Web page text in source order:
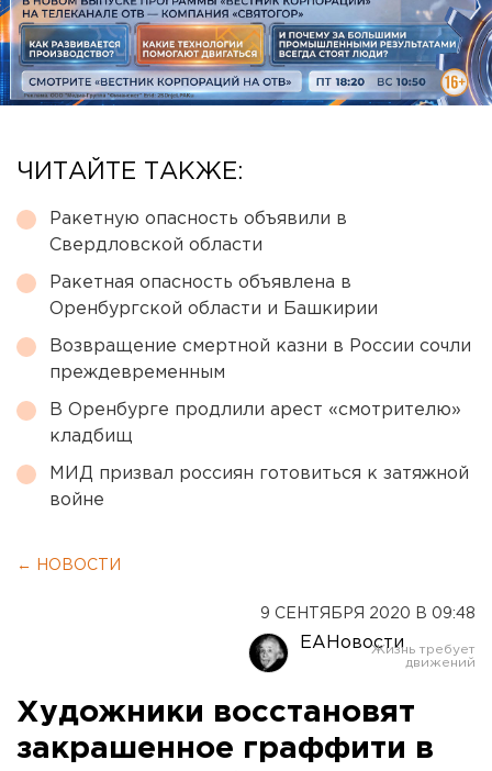
ЧИТАЙТЕ ТАКЖЕ:
Ракетную опасность объявили в
Свердловской области
Ракетная опасность объявлена в
Оренбургской области и Башкирии
Возвращение смертной казни в России сочли
преждевременным
В Оренбурге продлили арест «смотрителю»
кладбищ
МИД призвал россиян готовиться к затяжной
войне
← НОВОСТИ
9 СЕНТЯБРЯ 2020 В 09:48
ЕАНовости
Художники восстановят
закрашенное граффити в